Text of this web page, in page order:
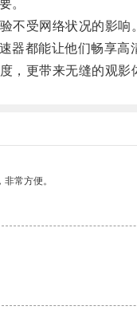
。
受网络状况的影响。
都能让他们畅享高
更带来无缝的观影
常方便。